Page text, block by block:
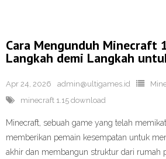
Cara Mengunduh Minecraft
Langkah demi Langkah
Apr 24, 2026 admin@ultigames.id
minecraft 1.15 download
Minecraft, sebuah game yang telah
memberikan pemain kesempatan untuk
akhir dan membangun struktur dari rumah